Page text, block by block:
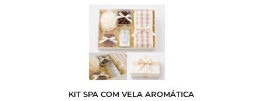
KIT SPA COM VELA AROMÁTICA